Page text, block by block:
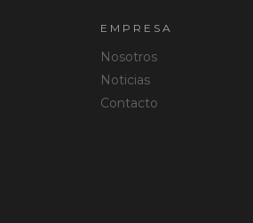
EMPRESA
Nosotros
Noticias
Contacto